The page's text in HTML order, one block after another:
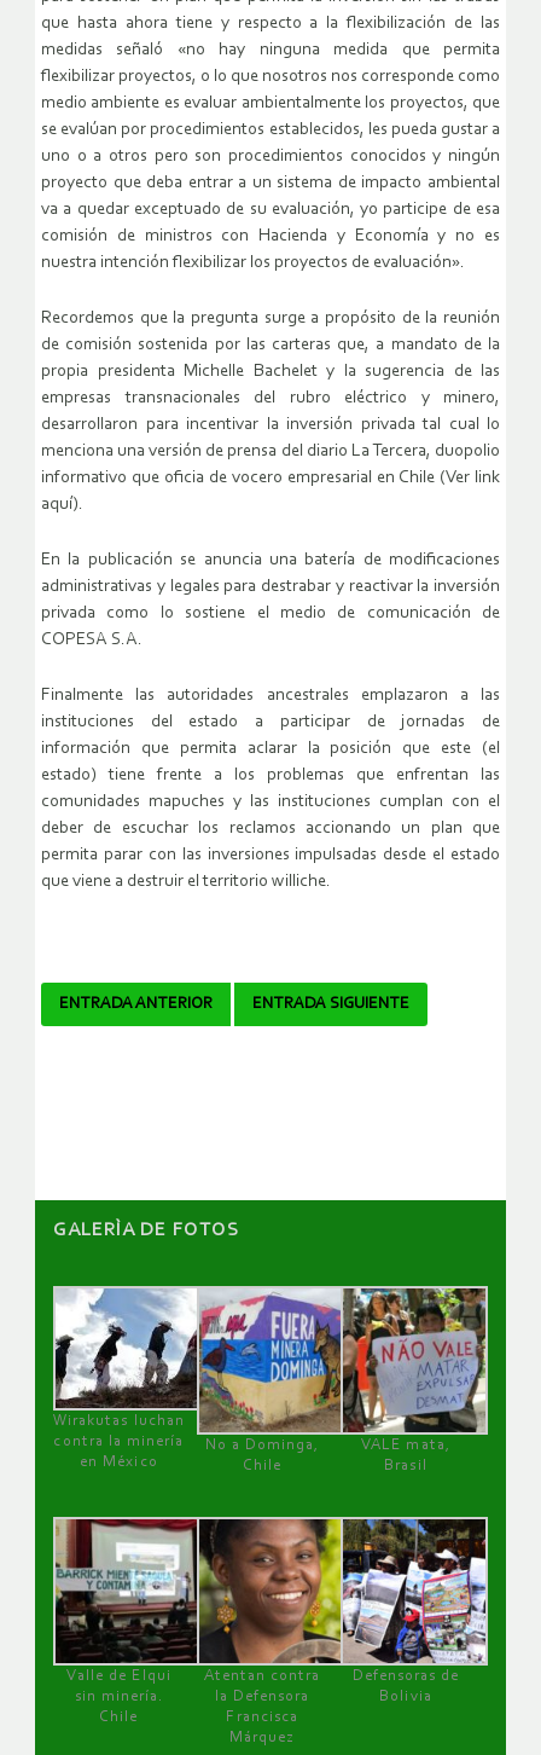
que hasta ahora tiene y respecto a la flexibilización de las
medidas señaló «no hay ninguna medida que permita
flexibilizar proyectos, o lo que nosotros nos corresponde como
medio ambiente es evaluar ambientalmente los proyectos, que
se evalúan por procedimientos establecidos, les pueda gustar a
uno o a otros pero son procedimientos conocidos y ningún
proyecto que deba entrar a un sistema de impacto ambiental
va a quedar exceptuado de su evaluación, yo participe de esa
comisión de ministros con Hacienda y Economía y no es
nuestra intención flexibilizar los proyectos de evaluación».
Recordemos que la pregunta surge a propósito de la reunión
de comisión sostenida por las carteras que, a mandato de la
propia presidenta Michelle Bachelet y la sugerencia de las
empresas transnacionales del rubro eléctrico y minero,
desarrollaron para incentivar la inversión privada tal cual lo
menciona una versión de prensa del diario La Tercera, duopolio
informativo que oficia de vocero empresarial en Chile (Ver link
aquí).
En la publicación se anuncia una batería de modificaciones
administrativas y legales para destrabar y reactivar la inversión
privada como lo sostiene el medio de comunicación de
COPESA S.A.
Finalmente las autoridades ancestrales emplazaron a las
instituciones del estado a participar de jornadas de
información que permita aclarar la posición que este (el
estado) tiene frente a los problemas que enfrentan las
comunidades mapuches y las instituciones cumplan con el
deber de escuchar los reclamos accionando un plan que
permita parar con las inversiones impulsadas desde el estado
que viene a destruir el territorio williche.
Navegador
ENTRADA ANTERIOR ENTRADA SIGUIENTE
GALERÌA DE FOTOS
Wirakutas luchan
contra la minería
en México
No a Dominga,
Chile
VALE mata,
Brasil
Valle de Elqui
sin minería.
Chile
Atentan contra
la Defensora
Francisca
Márquez
Defensoras de
Bolivia